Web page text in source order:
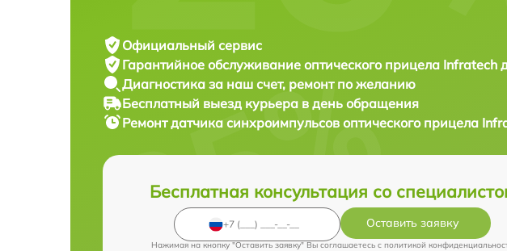
Официальный сервис
Гарантийное обслуживание оптического прицела Infratech
Диагностика за наш счет, ремонт по желанию
Бесплатный выезд курьера в день обращения
Ремонт датчика синхроимпульсов оптического прицела
Бесплатная консультация со
Оставить заявку
Нажимая на кнопку "Оставить заявку" Вы соглашаетесь c политикой